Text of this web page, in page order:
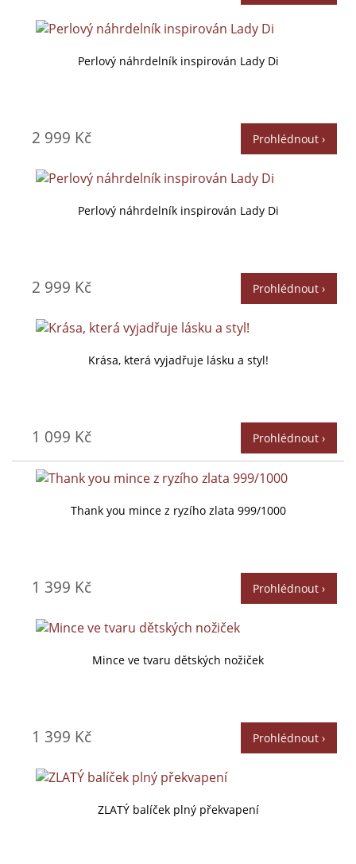
Perlový náhrdelník inspirován Lady Di
2 999 Kč Prohlédnout ›
Perlový náhrdelník inspirován Lady Di
2 999 Kč Prohlédnout ›
Krása, která vyjadřuje lásku a styl!
1 099 Kč Prohlédnout ›
Thank you mince z ryzího zlata 999/1000
1 399 Kč Prohlédnout ›
Mince ve tvaru dětských nožiček
1 399 Kč Prohlédnout ›
ZLATÝ balíček plný překvapení